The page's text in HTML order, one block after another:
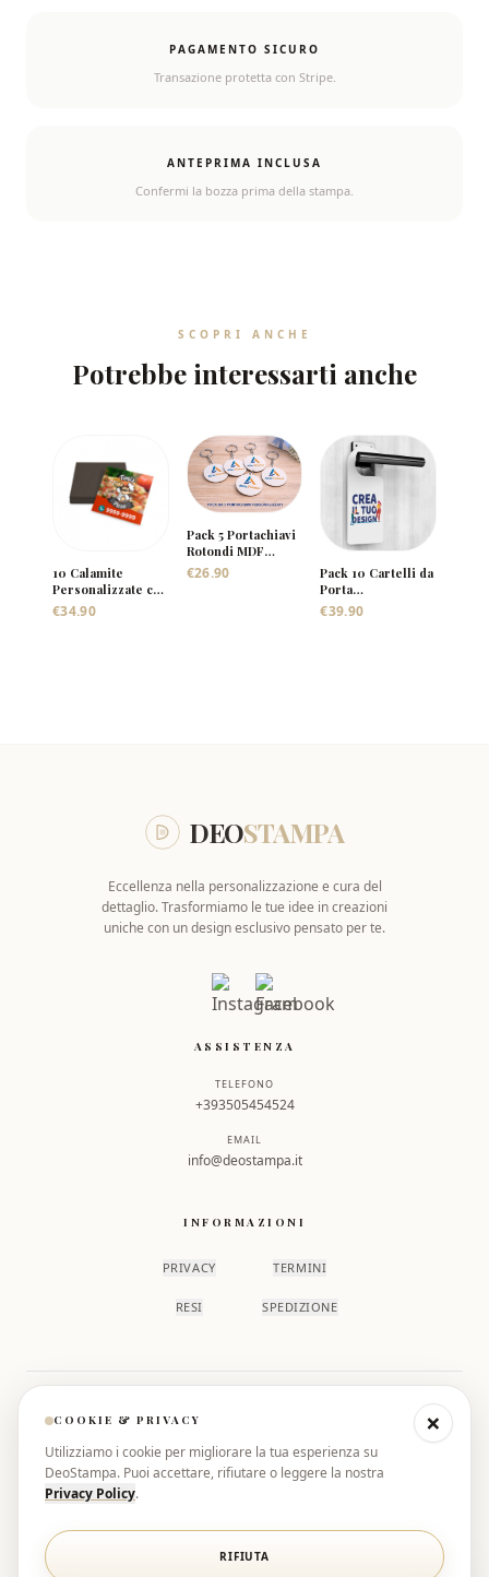
PAGAMENTO SICURO
Transazione protetta con Stripe.
ANTEPRIMA INCLUSA
Confermi la bozza prima della stampa.
SCOPRI ANCHE
Potrebbe interessarti anche
10 Calamite
Personalizzate con
Foto o Logo
€34.90
Pack 5 Portachiavi
Rotondi MDF
Personalizzati con
€26.90
Pack 10 Cartelli da
Porta
Personalizzati in
Legno con Logo o
€39.90
DEOSTAMPA
Eccellenza nella personalizzazione e cura del
dettaglio. Trasformiamo le tue idee in creazioni
uniche con un design esclusivo pensato per te.
ASSISTENZA
TELEFONO
+393505454524
EMAIL
info@deostampa.it
INFORMAZIONI
PRIVACY TERMINI
RESI SPEDIZIONE
PAGAMENTI SICURI
Pagamenti protetti e sicuri tramite Stripe
×
COOKIE & PRIVACY
Utilizziamo i cookie per migliorare la tua esperienza su
DeoStampa. Puoi accettare, rifiutare o leggere la nostra
Privacy Policy.
RIFIUTA